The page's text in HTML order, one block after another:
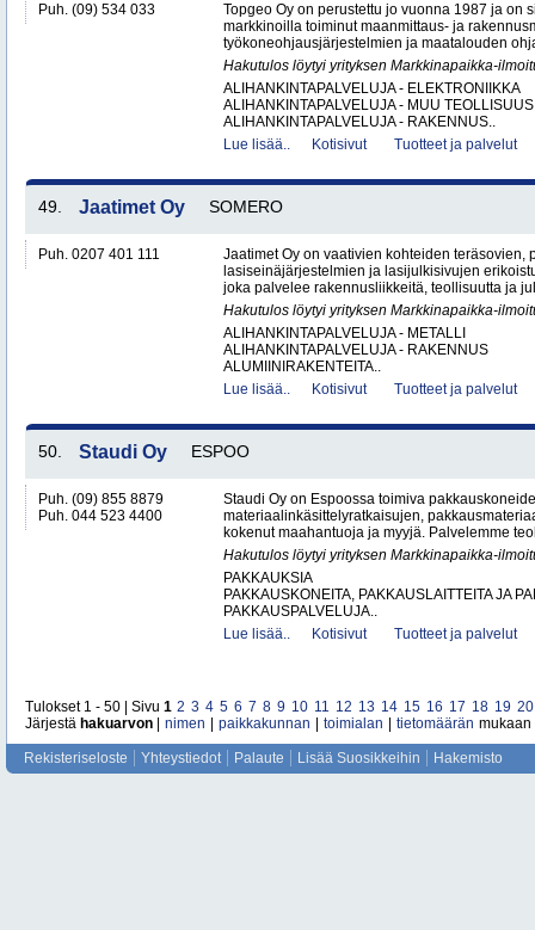
Puh. (09) 534 033
Topgeo Oy on perustettu jo vuonna 1987 ja on
markkinoilla toiminut maanmittaus- ja
työkoneohjausjärjestelmien ja maatalouden
Hakutulos löytyi yrityksen Markkinapaikka-
ALIHANKINTAPALVELUJA - ELEKTRONIIKKA
ALIHANKINTAPALVELUJA - MUU TEOLLISUUS
ALIHANKINTAPALVELUJA - RAKENNUS..
Lue lisää..
Kotisivut Tuotteet ja palvelut
49. Jaatimet Oy SOMERO
Puh. 0207 401 111
Jaatimet Oy on vaativien kohteiden teräsovien,
lasiseinäjärjestelmien ja lasijulkisivujen
joka palvelee rakennusliikkeitä, teollisuutta ja
Hakutulos löytyi yrityksen Markkinapaikka-
ALIHANKINTAPALVELUJA - METALLI
ALIHANKINTAPALVELUJA - RAKENNUS
ALUMIINIRAKENTEITA..
Lue lisää..
Kotisivut Tuotteet ja palvelut
50. Staudi Oy ESPOO
Puh. (09) 855 8879
Puh. 044 523 4400
Staudi Oy on Espoossa toimiva
materiaalinkäsittelyratkaisujen,
kokenut maahantuoja ja myyjä. Palvelemme
Hakutulos löytyi yrityksen Markkinapaikka-
PAKKAUKSIA
PAKKAUSKONEITA, PAKKAUSLAITTEITA JA
PAKKAUSPALVELUJA..
Lue lisää..
Kotisivut Tuotteet ja palvelut
Tulokset 1 - 50 | Sivu 1 2 3 4 5 6 7 8 9 10 11 12 13 14 15 16 17 18 19 20
Järjestä hakuarvon nimen paikkakunnan toimialan tietomäärän mukaan
Rekisteriseloste Yhteystiedot Palaute Lisää Suosikkeihin Hakemisto